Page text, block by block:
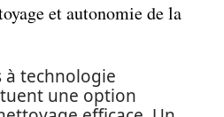
et autonomie de la
à technologie
une option